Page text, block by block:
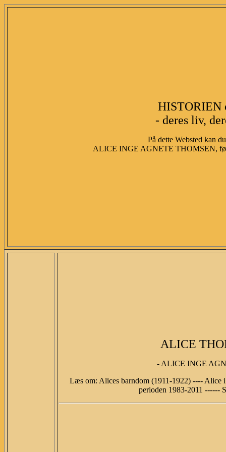
HISTORIEN
- deres liv,
På dette Websted kan
ALICE INGE AGNETE THOMSEN,
ALICE
- ALICE INGE
Læs om: Alices barndom (1911-1922) ---- Alice
perioden 1983-2011 ------